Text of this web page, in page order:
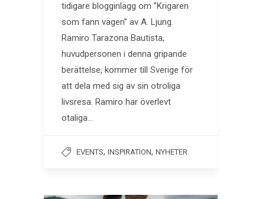
tidigare blogginlägg om ”Krigaren
som fann vägen” av A. Ljung.
Ramiro Tarazona Bautista,
huvudpersonen i denna gripande
berättelse, kommer till Sverige för
att dela med sig av sin otroliga
livsresa. Ramiro har överlevt
otaliga…
EVENTS, INSPIRATION, NYHETER